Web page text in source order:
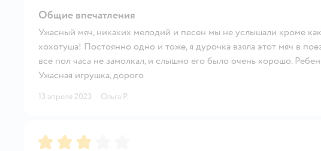
Общие впечатления
Ужасный мяч, никаких мелодий и песен мы не услышали кроме
хохотуша! Постоянно одно и тоже, я дурочка взяла этот мяч в
все пол часа не замолкал, и слышно его было очень хорошо.
Ужасная игрушка, дорого
13 апреля 2023 · Ольга Р.
Рейтинг:3